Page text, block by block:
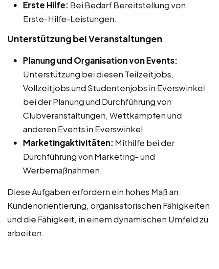
Erste Hilfe: Bei Bedarf Bereitstellung von
Erste-Hilfe-Leistungen.
Unterstützung bei Veranstaltungen
Planung und Organisation von Events:
Unterstützung bei diesen Teilzeitjobs,
Vollzeitjobs und Studentenjobs in Everswinkel
bei der Planung und Durchführung von
Clubveranstaltungen, Wettkämpfen und
anderen Events in Everswinkel.
Marketingaktivitäten: Mithilfe bei der
Durchführung von Marketing- und
Werbemaßnahmen.
Diese Aufgaben erfordern ein hohes Maß an
Kundenorientierung, organisatorischen Fähigkeiten
und die Fähigkeit, in einem dynamischen Umfeld zu
arbeiten.